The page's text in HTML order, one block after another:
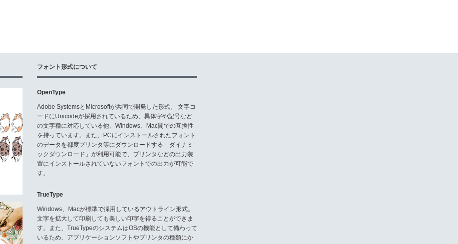
フォント形式について
OpenType
Adobe SystemsとMicrosoftが共同で開発した形式。 文字コ
ードにUnicodeが採用されているため、異体字や記号など
の文字種に対応している他、Windows、Mac間での互換性
を持っています。また、PCにインストールされたフォント
のデータを都度プリンタ等にダウンロードする「ダイナミ
ックダウンロード」が利用可能で、プリンタなどの出力装
置にインストールされていないフォントでの出力が可能で
す。
TrueType
Windows、Macが標準で採用しているアウトライン形式。
文字を拡大して印刷しても美しい印字を得ることができま
す。また、TrueTypeのシステムはOSの機能として備わって
いるため、アプリケーションソフトやプリンタの種類にか